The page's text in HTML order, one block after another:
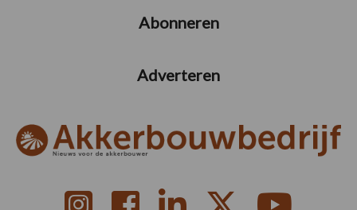
Abonneren
Adverteren